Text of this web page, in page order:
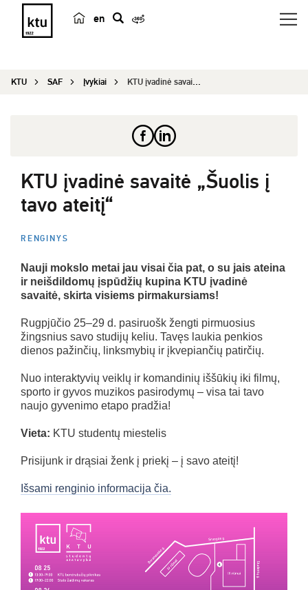
en
e
KTU SAF Įvykiai KTU įvadinė savaitė „Šuolis į tavo ateitį“...
KTU įvadinė savaitė „Šuolis į
tavo ateitį“
RENGINYS
Nauji mokslo metai jau visai čia pat, o su jais ateina
ir neišdildomų įspūdžių kupina KTU įvadinė
savaitė, skirta visiems pirmakursiams!
Rugpjūčio 25–29 d. pasiruošk žengti pirmuosius
žingsnius savo studijų keliu. Tavęs laukia penkios
dienos pažinčių, linksmybių ir įkvepiančių patirčių.
Nuo interaktyvių veiklų ir komandinių iššūkių iki filmų,
sporto ir gyvos muzikos pasirodymų – visa tai tavo
naujo gyvenimo etapo pradžia! ️
Vieta: KTU studentų miestelis
Prisijunk ir drąsiai ženk į priekį – į savo ateitį!
Išsami renginio informacija čia.